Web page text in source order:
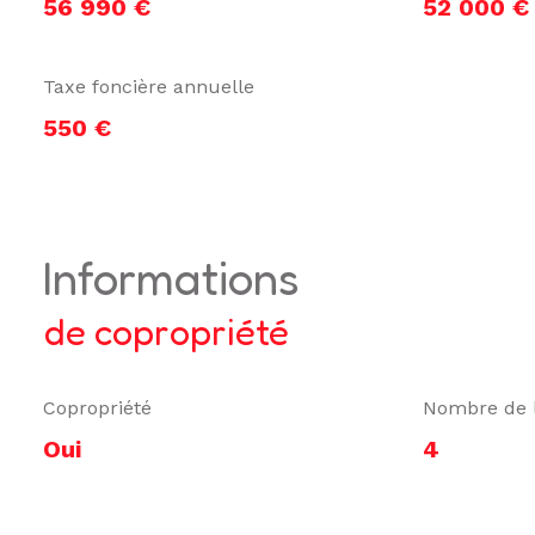
56 990 € 52 000 €
Taxe foncière annuelle
550 €
informations
de copropriété
Copropriété
Oui
Nombre de
4